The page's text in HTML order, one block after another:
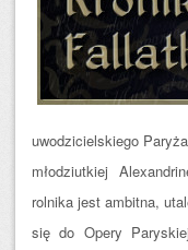
uwodzicielskiego
młodziutkiej
rolnika jest ambitna,
się do Opery